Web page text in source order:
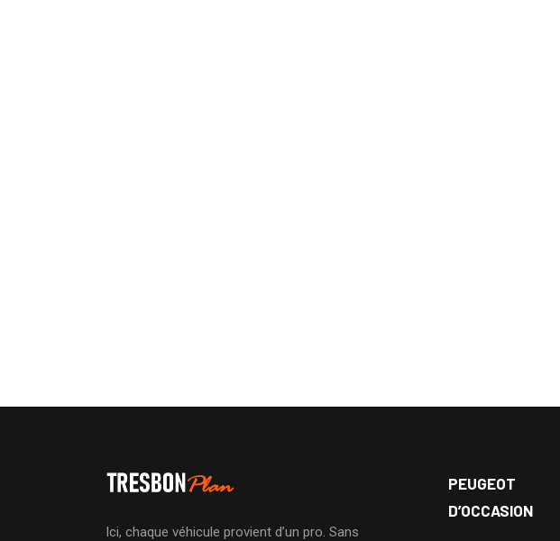
Ici, chaque véhicule provient d’un pro. Sans
PEUGEOT
D’OCCASION